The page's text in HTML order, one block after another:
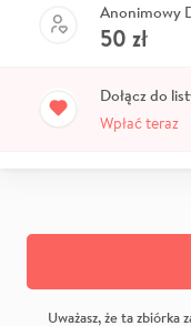
Anonimowy
50 zł
Dołącz do
Wpłać teraz
Uważasz, że ta zbiórka